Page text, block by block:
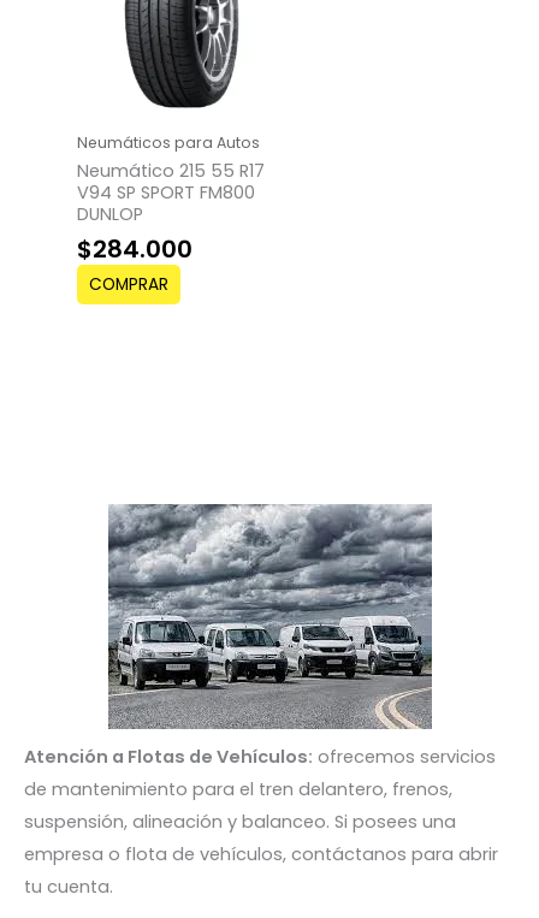
Neumáticos para Autos
Neumático 215 55 R17
V94 SP SPORT FM800
DUNLOP
$284.000
COMPRAR
Atención a Flotas de Vehículos: ofrecemos servicios
de mantenimiento para el tren delantero, frenos,
suspensión, alineación y balanceo. Si posees una
empresa o flota de vehículos, contáctanos para abrir
tu cuenta.